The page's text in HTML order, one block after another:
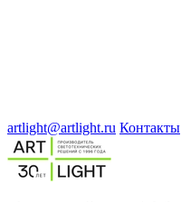
artlight@artlight.ru Контакты